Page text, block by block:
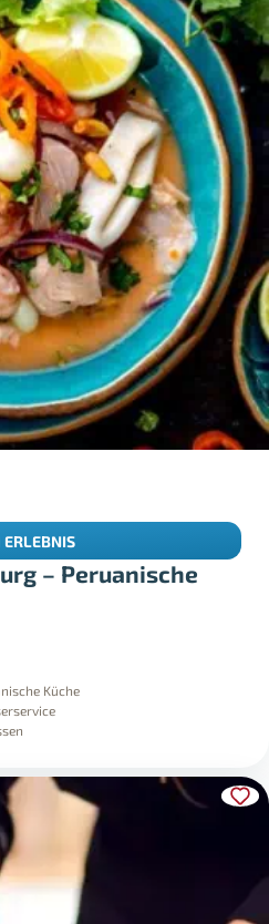
– Peruanische
Küche